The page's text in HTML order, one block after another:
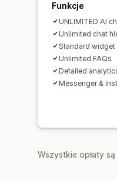
Funkcje
UNLIMITED AI
Unlimited chat
Standard
Unlimited FAQs
Detailed
Messenger &
Wszystkie opłaty